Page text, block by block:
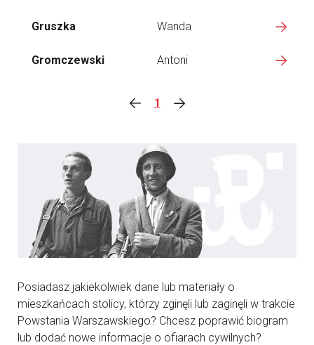
Gruszka Wanda
Gromczewski Antoni
1
Posiadasz jakiekolwiek dane lub materiały o
mieszkańcach stolicy, którzy zginęli lub zaginęli w trakcie
Powstania Warszawskiego? Chcesz poprawić biogram
lub dodać nowe informacje o ofiarach cywilnych?